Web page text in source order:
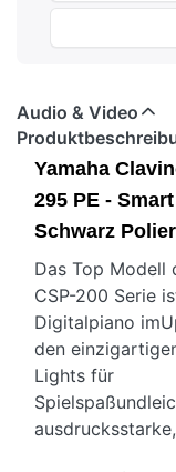
Audio & Video
Yamaha
295 PE -
Schwarz
Das Top Modell
CSP-200 Serie
Digitalpiano
den
Lights für